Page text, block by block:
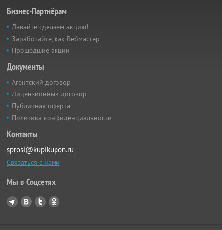
Бизнес-Партнёрам
Давайте сделаем акцию!
Заработайте, как Вебмастер
Прошедшие акции
Документы
Агентский договор
Лицензионный договор
Публичная оферта
Политика конфиденциальности
Контакты
sprosi@kupikupon.ru
Связаться с нами
Мы в Соцсетях